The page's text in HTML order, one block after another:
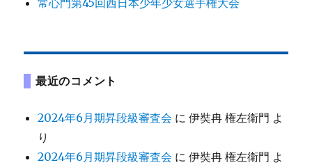
常心門第45回西日本少年少女選手権大会
最近のコメント
2024年6月期昇段級審査会 に伊奘冉 権左衛門 よ
り
2024年6月期昇段級審査会 に伊奘冉 権左衛門 よ